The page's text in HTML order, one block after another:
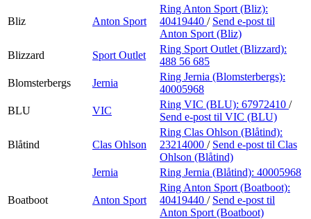
Bliz Anton Sport
Ring Anton Sport (Bliz):
40419440 / Send e-post til
Anton Sport (Bliz)
Blizzard
Sport Outlet
Ring Sport Outlet (Blizzard):
488 56 685
Blomsterbergs
Jernia
Ring Jernia (Blomsterbergs):
40005968
BLU
VIC
Ring VIC (BLU): 67972410 /
Send e-post til VIC (BLU)
Blåtind Clas Ohlson
Ring Clas Ohlson (Blåtind):
23214000 / Send e-post til Clas
Ohlson (Blåtind)
Jernia
Ring Jernia (Blåtind): 40005968
Boatboot Anton Sport
Ring Anton Sport (Boatboot):
40419440 / Send e-post til
Anton Sport (Boatboot)